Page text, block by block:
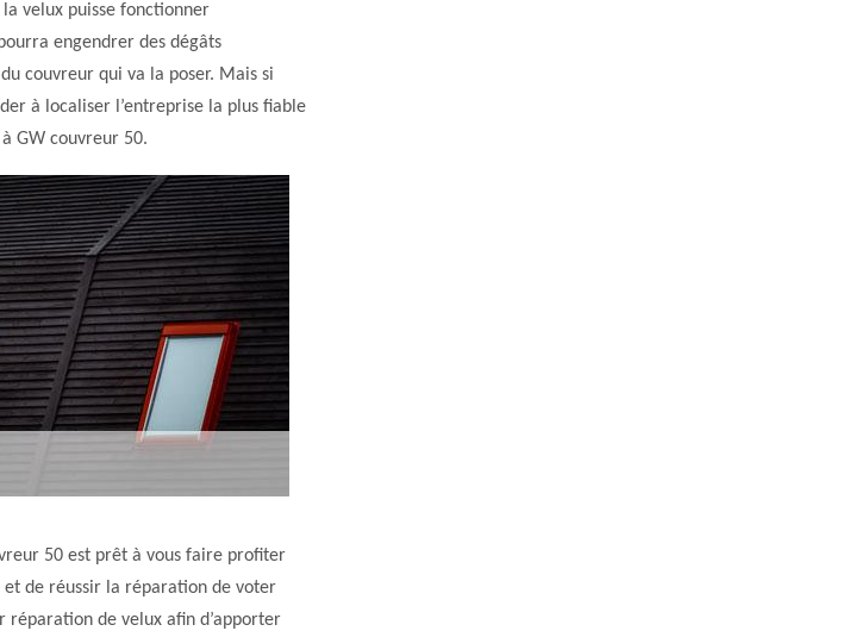
velux puisse fonctionner
engendrer des dégâts
couvreur qui va la poser. Mais si
à localiser l’entreprise la plus fiable
GW couvreur 50.
50 est prêt à vous faire profiter
de réussir la réparation de voter
de velux afin d’apporter